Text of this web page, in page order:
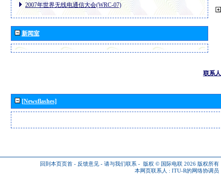
2007年世界无线电通信大会(WRC-07)
新闻室
联系人
[Newsflashes]
回到本页页首 - 反馈意见 - 请与我们联系 - 版权 © 国际电联 2026 版权所有
本网页联系人 : ITU-R的网络协调员